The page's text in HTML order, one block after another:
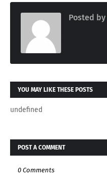
Posted by
YOU MAY LIKE THESE POSTS
undefined
POST A COMMENT
0 Comments